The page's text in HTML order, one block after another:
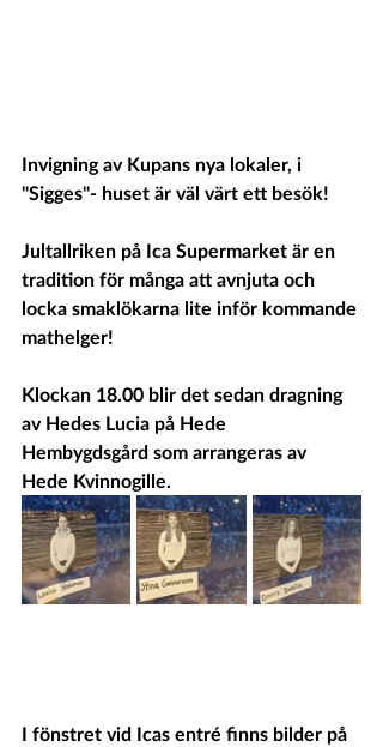
Invigning av Kupans nya lokaler, i
"Sigges"- huset är väl värt ett besök!
Jultallriken på Ica Supermarket är en
tradition för många att avnjuta och
locka smaklökarna lite inför kommande
mathelger!
Klockan 18.00 blir det sedan dragning
av Hedes Lucia på Hede
Hembygdsgård som arrangeras av
Hede Kvinnogille.
I fönstret vid Icas entré finns bilder på